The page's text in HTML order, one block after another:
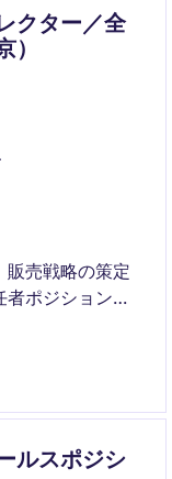
クター／全
販売戦略の策定
ポジションで
トナーとの協
ルスポジシ